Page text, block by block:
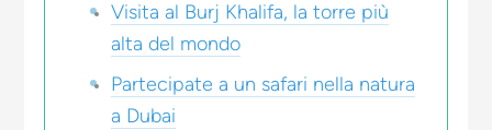
Visita al Burj Khalifa, la torre più
alta del mondo
Partecipate a un safari nella natura
a Dubai